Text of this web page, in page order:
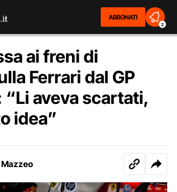
ABBONATI
2
ai freni di
Ferrari dal GP
“Li aveva scartati,
idea”